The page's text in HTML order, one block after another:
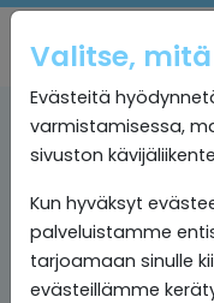
Valitse,
Evästeitä
varmistamisessa,
sivuston
Kun hyväksyt
palveluistamme
tarjoamaan sinulle
evästeillämme